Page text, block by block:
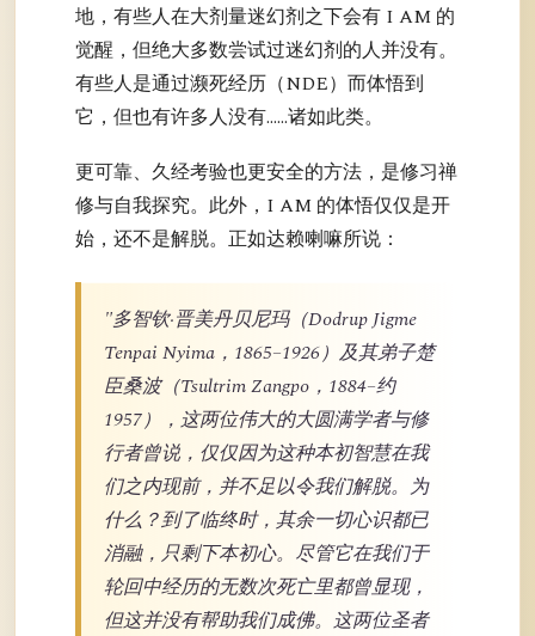
地，有些人在大剂量迷幻剂之下会有 I AM 的
觉醒，但绝大多数尝试过迷幻剂的人并没有。
有些人是通过濒死经历（NDE）而体悟到
它，但也有许多人没有……诸如此类。
更可靠、久经考验也更安全的方法，是修习禅
修与自我探究。此外，I AM 的体悟仅仅是开
始，还不是解脱。正如达赖喇嘛所说：
"多智钦·晋美丹贝尼玛（Dodrup Jigme
Tenpai Nyima，1865–1926）及其弟子楚
臣桑波（Tsultrim Zangpo，1884–约
1957），这两位伟大的大圆满学者与修
行者曾说，仅仅因为这种本初智慧在我
们之内现前，并不足以令我们解脱。为
什么？到了临终时，其余一切心识都已
消融，只剩下本初心。尽管它在我们于
轮回中经历的无数次死亡里都曾显现，
但这并没有帮助我们成佛。这两位圣者